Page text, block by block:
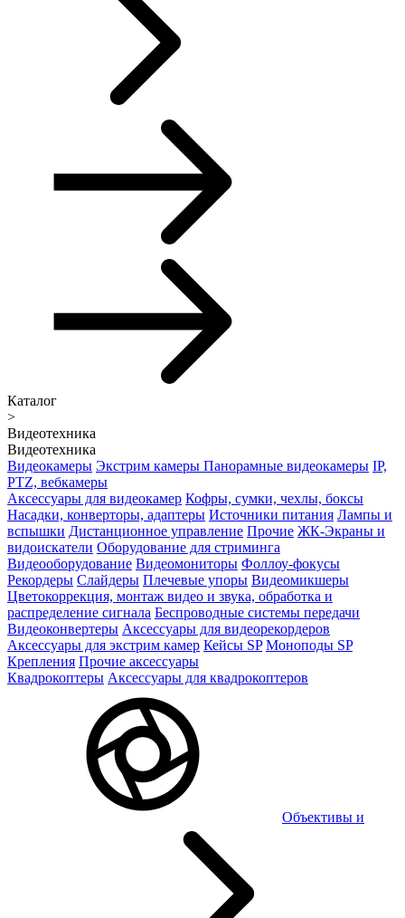
Каталог
>
Видеотехника
Видеотехника
Видеокамеры Экстрим камеры Панорамные видеокамеры IP,
PTZ, вебкамеры
Аксессуары для видеокамер Кофры, сумки, чехлы, боксы
Насадки, конверторы, адаптеры Источники питания Лампы и
вспышки Дистанционное управление Прочие ЖК-Экраны и
видоискатели Оборудование для стриминга
Видеооборудование Видеомониторы Фоллоу-фокусы
Рекордеры Слайдеры Плечевые упоры Видеомикшеры
Цветокоррекция, монтаж видео и звука, обработка и
распределение сигнала Беспроводные системы передачи
Видеоконвертеры Аксессуары для видеорекордеров
Аксессуары для экстрим камер Кейсы SP Моноподы SP
Крепления Прочие аксессуары
Квадрокоптеры Аксессуары для квадрокоптеров
Объективы и